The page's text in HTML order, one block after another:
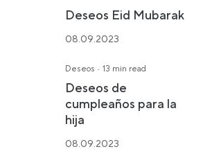
Deseos Eid Mubarak
08.09.2023
Deseos · 13 min read
Deseos de
cumpleaños para la
hija
08.09.2023